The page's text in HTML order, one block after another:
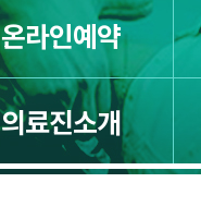
온라인예약
의료진소개